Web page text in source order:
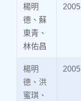
楊明
德、蘇
東青、
林佑昌
2005
楊明
德、洪
蜜琪、
2005